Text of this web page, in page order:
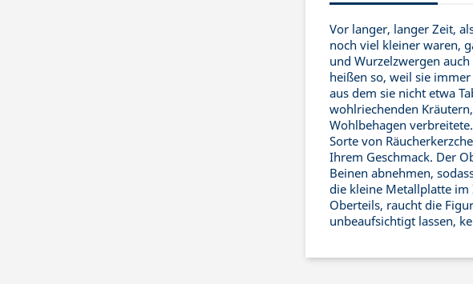
Vor langer, langer Zeit,
noch viel kleiner waren,
und Wurzelzwergen
heißen so, weil sie
aus dem sie nicht etwa
wohlriechenden
Wohlbehagen
Sorte von
Ihrem Geschmack. Der
Beinen abnehmen,
die kleine Metallplatte im
Oberteils, raucht die
unbeaufsichtigt lassen,